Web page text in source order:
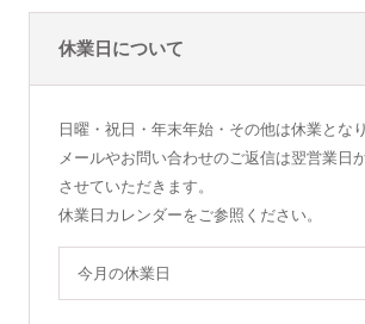
休業日について
日曜・祝日・年末年始・その他は休業とな
メールやお問い合わせのご返信は翌営業日
させていただきます。
休業日カレンダーをご参照ください。
今月の休業日